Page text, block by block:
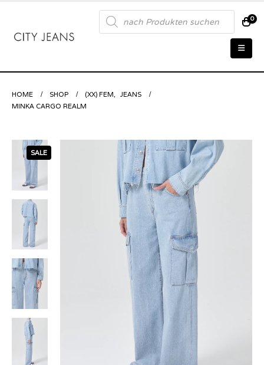
Products
search 0
HOME SHOP (XX) FEM,
JEANS
MINKA CARGO REALM
SALE